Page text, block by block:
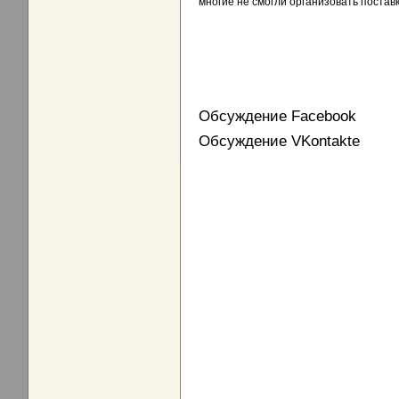
Обсуждение Facebook
Обсуждение VKontakte